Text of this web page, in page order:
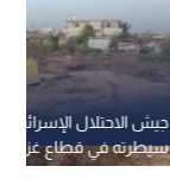
جيش الاحتلال
سيطرته في قطاع غزة
"الخط الأصفر